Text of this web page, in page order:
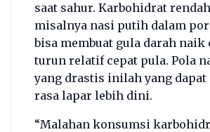
saat sahur. Karbohidrat
misalnya nasi putih dalam
bisa membuat gula darah naik
turun relatif cepat pula. Pola
yang drastis inilah yang dapat
rasa lapar lebih dini.
“Malahan konsumsi